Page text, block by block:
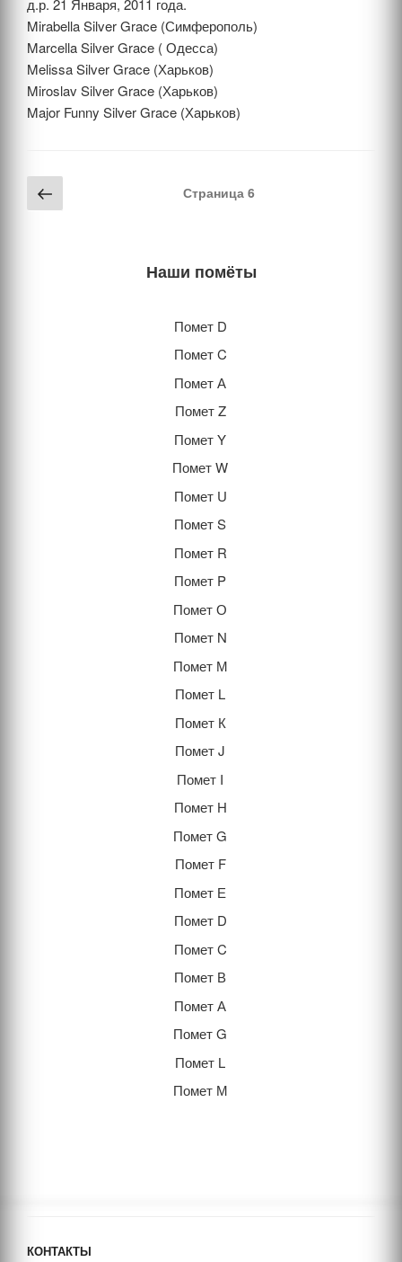
д.р. 21 Января, 2011 года.
Mirabella Silver Grace (Симферополь)
Marcella Silver Grace ( Одесса)
Melissa Silver Grace (Харьков)
Miroslav Silver Grace (Харьков)
Major Funny Silver Grace (Харьков)
Навигация
по
Предыдущая
страница
Страница 6
Наши помёты
Помет D
Помет C
Помет А
Помет Z
Помет Y
Помет W
Помет U
Помет S
Помет R
Помет P
Помет О
Помет N
Помет М
Помет L
Помет К
Помет J
Помет I
Помет H
Помет G
Помет F
Помет Е
Помет D
Помет C
Помет В
Помет А
Помет G
Помет L
Помет М
КОНТАКТЫ